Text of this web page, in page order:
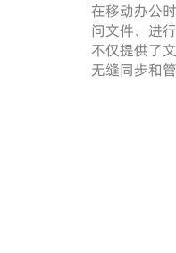
在移动办公
问文件、进
不仅提供了
无缝同步和